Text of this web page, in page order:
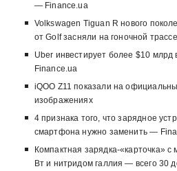
— Finance.ua
Volkswagen Tiguan R нового
от Golf засняли на гоночной трассе
Uber инвестирует более $10 млрд
Finance.ua
iQOO Z11 показали на
изображениях
4 признака того, что зарядное
смартфона нужно заменить —
Компактная зарядка-«карточка»
Вт и нитридом галлия — всего 30